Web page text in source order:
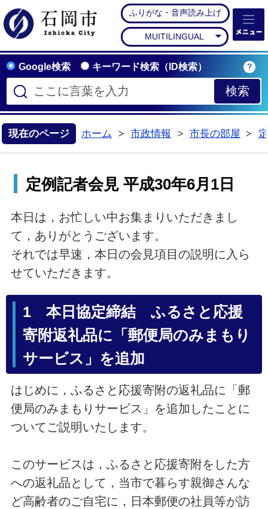
石岡市公式ホームペー
ふりがな・音声読み上げ
MUITILINGUAL
Google検索 キーワード検索（ID検索）
現在のページ ホーム
市政情報
市長の部屋
定例記者会見 平成30年6月1日
本日は，お忙しい中お集まりいただきまし
て，ありがとうございます。
それでは早速，本日の会見項目の説明に入ら
せていただきます。
1 本日協定締結 ふるさと応援
寄附返礼品に「郵便局のみまもり
サービス」を追加
はじめに，ふるさと応援寄附の返礼品に「郵
便局のみまもりサービス」を追加したことに
ついてご説明いたします。
このサービスは，ふるさと応援寄附をした方
への返礼品として，当市で暮らす親御さんな
ど高齢者のご自宅に，日本郵便の社員等が訪